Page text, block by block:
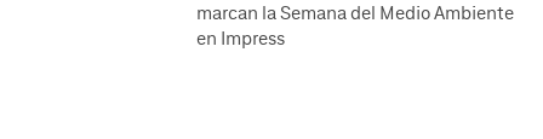
marcan la Semana del Medio Ambiente
en Impress